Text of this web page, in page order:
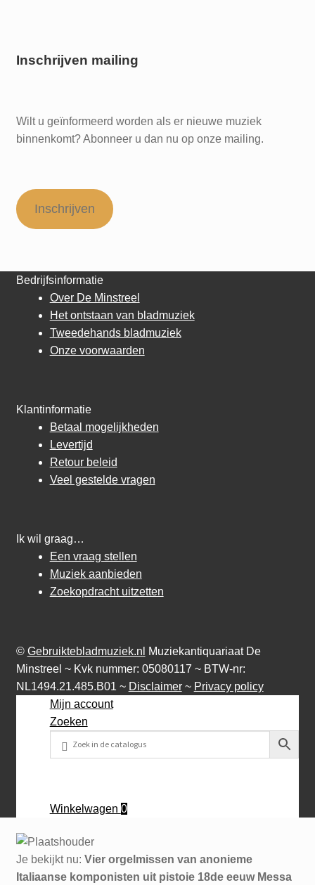
Inschrijven mailing
Wilt u geïnformeerd worden als er nieuwe muziek
binnenkomt? Abonneer u dan nu op onze mailing.
Inschrijven
Bedrijfsinformatie
Over De Minstreel
Het ontstaan van bladmuziek
Tweedehands bladmuziek
Onze voorwaarden
Klantinformatie
Betaal mogelijkheden
Levertijd
Retour beleid
Veel gestelde vragen
Ik wil graag…
Een vraag stellen
Muziek aanbieden
Zoekopdracht uitzetten
© Gebruiktebladmuziek.nl
Muziekantiquariaat De
Minstreel ~ Kvk nummer: 05080117 ~ BTW-nr:
NL1494.21.485.B01 ~ Disclaimer~ Privacy policy
Mijn account
Zoeken
Winkelwagen 0
Je bekijkt nu: Vier orgelmissen van anonieme
Italiaanse komponisten uit pistoie 18de eeuw Messa